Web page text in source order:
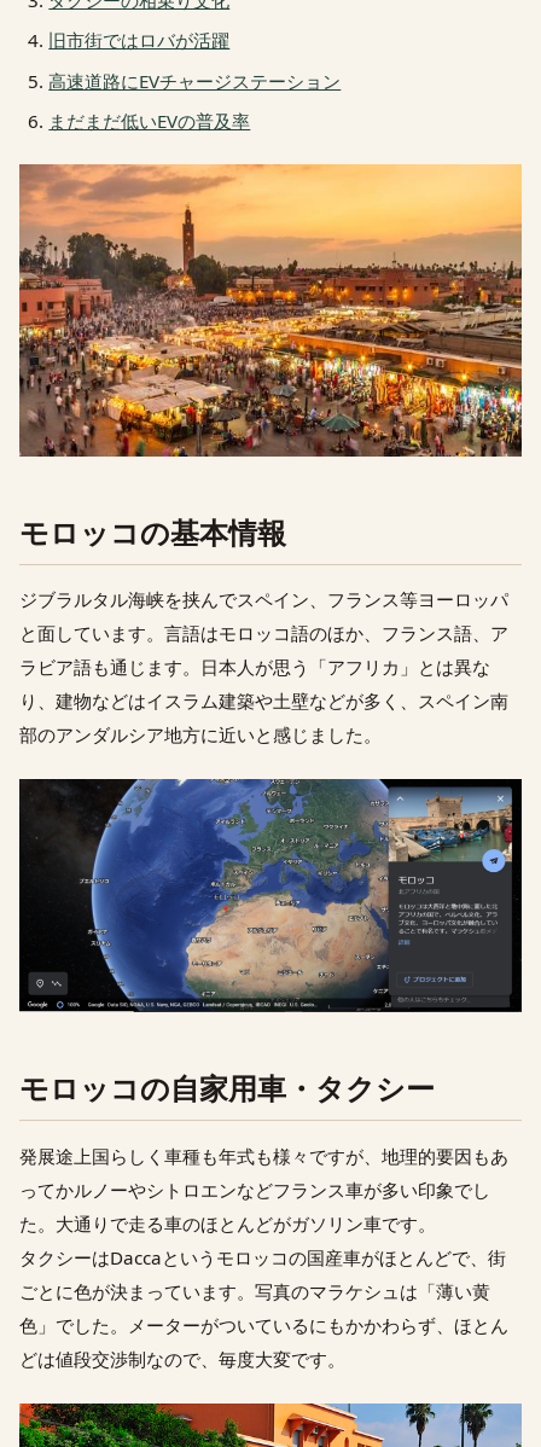
旧市街ではロバが活躍
高速道路にEVチャージステーション
まだまだ低いEVの普及率
モロッコの基本情報
ジブラルタル海峡を挟んでスペイン、フランス等ヨーロッパ
と面しています。言語はモロッコ語のほか、フランス語、ア
ラビア語も通じます。日本人が思う「アフリカ」とは異な
り、建物などはイスラム建築や土壁などが多く、スペイン南
部のアンダルシア地方に近いと感じました。
モロッコの自家用車・タクシー
発展途上国らしく車種も年式も様々ですが、地理的要因もあ
ってかルノーやシトロエンなどフランス車が多い印象でし
た。大通りで走る車のほとんどがガソリン車です。
タクシーはDaccaというモロッコの国産車がほとんどで、街
ごとに色が決まっています。写真のマラケシュは「薄い黄
色」でした。メーターがついているにもかかわらず、ほとん
どは値段交渉制なので、毎度大変です。